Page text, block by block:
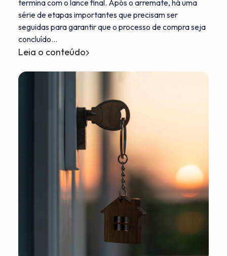
termina com o lance final. Após o arremate, há uma
série de etapas importantes que precisam ser
seguidas para garantir que o processo de compra seja
concluído…
Leia o conteúdo